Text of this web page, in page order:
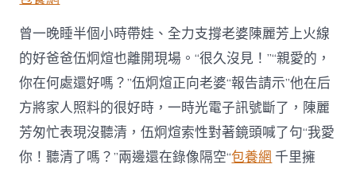
曾一晚睡半個小時帶娃、全力支撐老婆陳麗芳上火線
的好爸爸伍炯煊也離開現場。“很久沒見！”“親愛的，
你在何處還好嗎？”伍炯煊正向老婆“報告請示”他在后
方將家人照料的很好時，一時光電子訊號斷了，陳麗
芳匆忙表現沒聽清，伍炯煊索性對著鏡頭喊了句“我愛
你！聽清了嗎？”兩邊還在錄像隔空“包養網 千里擁